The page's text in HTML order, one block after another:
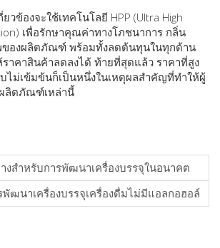
วข้องจะใช้เทคโนโลยี HPP (Ultra High
เพื่อรักษาคุณค่าทางโภชนาการ กลิ่น
องผลิตภัณฑ์ พร้อมทั้งลดต้นทุนในทุกด้าน
าคาสินค้าลดลงได้ ท้ายที่สุดแล้ว ราคาที่สูง
ไม่เข้มข้นก็เป็นหนึ่งในเหตุผลสำคัญที่ทำให้ผู้
ลิตภัณฑ์เหล่านี้
งสำหรับการพัฒนาเครื่องบรรจุในอนาคต
พัฒนาเครื่องบรรจุเครื่องดื่มไม่มีแอลกอฮอล์